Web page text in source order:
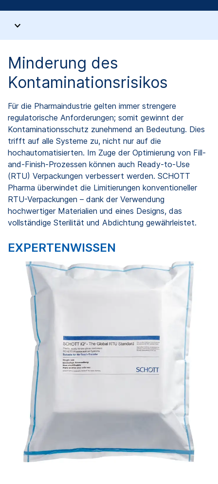
Minderung des
Kontaminationsrisikos
Für die Pharmaindustrie gelten immer strengere
regulatorische Anforderungen; somit gewinnt der
Kontaminationsschutz zunehmend an Bedeutung. Dies
trifft auf alle Systeme zu, nicht nur auf die
hochautomatisierten. Im Zuge der Optimierung von Fill-
and-Finish-Prozessen können auch Ready-to-Use
(RTU) Verpackungen verbessert werden. SCHOTT
Pharma überwindet die Limitierungen konventioneller
RTU-Verpackungen – dank der Verwendung
hochwertiger Materialien und eines Designs, das
vollständige Sterilität und Abdichtung gewährleistet.
EXPERTENWISSEN